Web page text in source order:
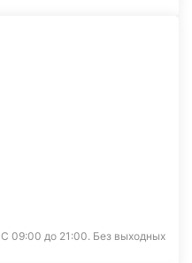
С 09:00 до 21:00. Без выходных